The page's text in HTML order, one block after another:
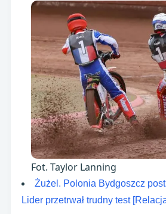
Fot. Taylor Lanning
Żużel. Polonia Bydgoszcz
Lider przetrwał trudny test